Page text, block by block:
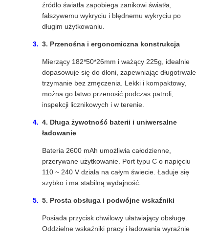
źródło światła zapobiega zanikowi światła,
fałszywemu wykryciu i błędnemu wykryciu po
długim użytkowaniu.
3. Przenośna i ergonomiczna konstrukcja
Mierzący 182*50*26mm i ważący 225g, idealnie
dopasowuje się do dłoni, zapewniając długotrwałe
trzymanie bez zmęczenia. Lekki i kompaktowy,
można go łatwo przenosić podczas patroli,
inspekcji licznikowych i w terenie.
4. Długa żywotność baterii i uniwersalne
ładowanie
Bateria 2600 mAh umożliwia całodzienne,
przerywane użytkowanie. Port typu C o napięciu
110 ~ 240 V działa na całym świecie. Ładuje się
szybko i ma stabilną wydajność.
5. Prosta obsługa i podwójne wskaźniki
Posiada przycisk chwilowy ułatwiający obsługę.
Oddzielne wskaźniki pracy i ładowania wyraźnie